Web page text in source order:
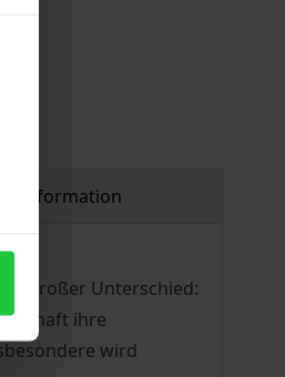
information
großer Unterschied:
ihre
wird